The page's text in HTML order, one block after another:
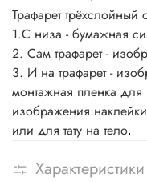
Трафарет трёхслойный
1.С низа - бумажная
2. Сам трафарет -
3. И на трафарет -
монтажная пленка для
изображения
или для тату на тело.
Характеристики